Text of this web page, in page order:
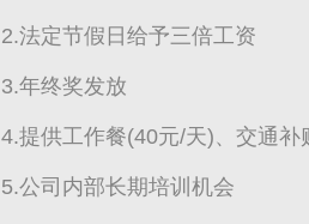
2.法定节假日给予三倍工资
3.年终奖发放
4.提供工作餐(40元/天)、交通补
5.公司内部长期培训机会